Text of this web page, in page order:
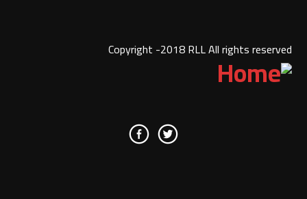
Copyright -2018 RLL All rights reserved